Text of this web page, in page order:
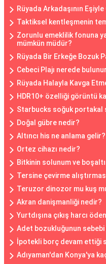
Rüyada Arkadaşının
Taktiksel kentleşmenin
Zorunlu emeklilik fonuna
mümkün müdür?
Rüyada Bir Erkeğe Bozuk
Cebeci Plajı nerede
Rüyada Halayla Kavga
HDR10+ özelliği görüntü
Starbucks soğuk portakal
Doğal gübre nedir?
Altıncı his ne anlama gelir?
Ortez cihazı nedir?
Bitkinin solunum ve
Tersine çevirme
Teruzor dinozor mu kuş
Akran danişmanliği nedir?
Yurtdışına çıkış harcı
Adet bozukluğunun sebebi
İpotekli borç devam ettiği
Adıyaman'dan Konya'ya